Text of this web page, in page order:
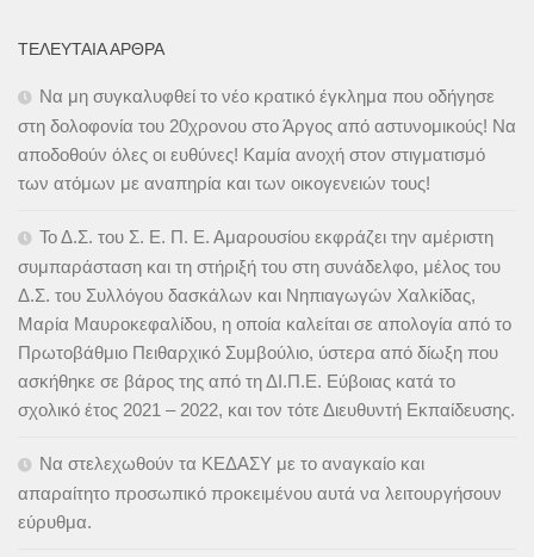
ΤΕΛΕΥΤΑΊΑ ΆΡΘΡΑ
Να μη συγκαλυφθεί το νέο κρατικό έγκλημα που οδήγησε
στη δολοφονία του 20χρονου στο Άργος από αστυνομικούς! Να
αποδοθούν όλες οι ευθύνες! Καμία ανοχή στον στιγματισμό
των ατόμων με αναπηρία και των οικογενειών τους!
Το Δ.Σ. του Σ. Ε. Π. Ε. Αμαρουσίου εκφράζει την αμέριστη
συμπαράσταση και τη στήριξή του στη συνάδελφο, μέλος του
Δ.Σ. του Συλλόγου δασκάλων και Νηπιαγωγών Χαλκίδας,
Μαρία Μαυροκεφαλίδου, η οποία καλείται σε απολογία από το
Πρωτοβάθμιο Πειθαρχικό Συμβούλιο, ύστερα από δίωξη που
ασκήθηκε σε βάρος της από τη ΔΙ.Π.Ε. Εύβοιας κατά το
σχολικό έτος 2021 – 2022, και τον τότε Διευθυντή Εκπαίδευσης.
Να στελεχωθούν τα ΚΕΔΑΣΥ με το αναγκαίο και
απαραίτητο προσωπικό προκειμένου αυτά να λειτουργήσουν
εύρυθμα.